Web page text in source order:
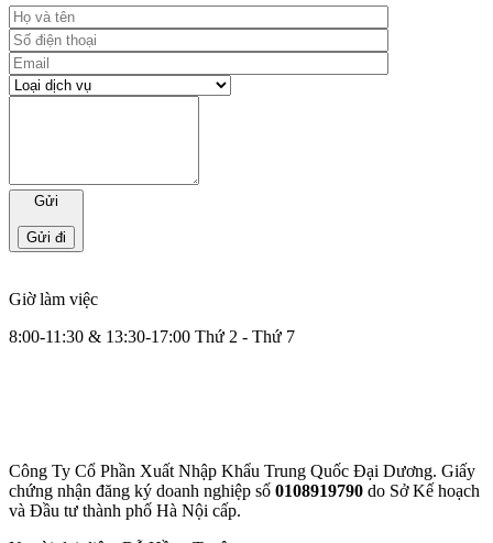
Gửi
Giờ làm việc
8:00-11:30 & 13:30-17:00 Thứ 2 - Thứ 7
Công Ty Cổ Phần Xuất Nhập Khẩu Trung Quốc Đại Dương. Giấy
chứng nhận đăng ký doanh nghiệp số 0108919790 do SởKế hoạch
và Đầu tư thành phố Hà Nội cấp.